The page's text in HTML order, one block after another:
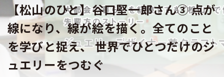
【松山のひと】谷口堅一郎さん③ 点が
線になり、線が絵を描く。全てのこと
を学びと捉え、 世界でひとつだけのジ
ュエリーをつむぐ